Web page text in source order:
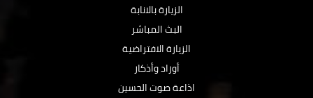
الزيارة بالانابة
البث المباشر
الزيارة الافتراضية
أوراد وأذكار
اذاعة صوت الحسين